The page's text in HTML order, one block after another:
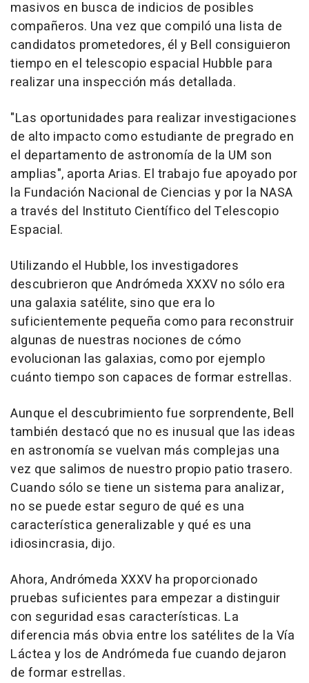
masivos en busca de indicios de posibles
compañeros. Una vez que compiló una lista de
candidatos prometedores, él y Bell consiguieron
tiempo en el telescopio espacial Hubble para
realizar una inspección más detallada.
"Las oportunidades para realizar investigaciones
de alto impacto como estudiante de pregrado en
el departamento de astronomía de la UM son
amplias", aporta Arias. El trabajo fue apoyado por
la Fundación Nacional de Ciencias y por la NASA
a través del Instituto Científico del Telescopio
Espacial.
Utilizando el Hubble, los investigadores
descubrieron que Andrómeda XXXV no sólo era
una galaxia satélite, sino que era lo
suficientemente pequeña como para reconstruir
algunas de nuestras nociones de cómo
evolucionan las galaxias, como por ejemplo
cuánto tiempo son capaces de formar estrellas.
Aunque el descubrimiento fue sorprendente, Bell
también destacó que no es inusual que las ideas
en astronomía se vuelvan más complejas una
vez que salimos de nuestro propio patio trasero.
Cuando sólo se tiene un sistema para analizar,
no se puede estar seguro de qué es una
característica generalizable y qué es una
idiosincrasia, dijo.
Ahora, Andrómeda XXXV ha proporcionado
pruebas suficientes para empezar a distinguir
con seguridad esas características. La
diferencia más obvia entre los satélites de la Vía
Láctea y los de Andrómeda fue cuando dejaron
de formar estrellas.